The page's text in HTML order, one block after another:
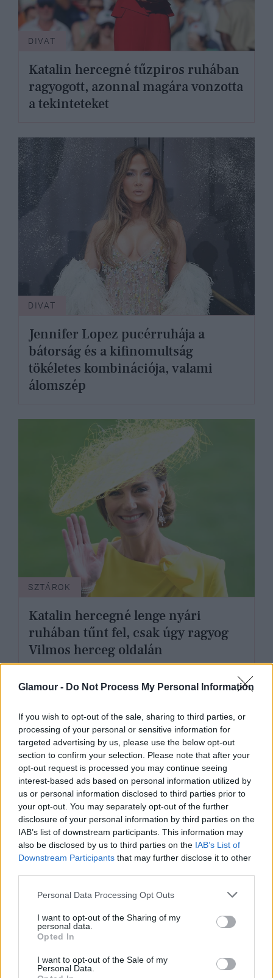
Glamour - Do Not Process My Personal Information
If you wish to opt-out of the sale, sharing to third parties, or
processing of your personal or sensitive information for
targeted advertising by us, please use the below opt-out
section to confirm your selection. Please note that after your
opt-out request is processed you may continue seeing
interest-based ads based on personal information utilized by
us or personal information disclosed to third parties prior to
your opt-out. You may separately opt-out of the further
disclosure of your personal information by third parties on the
IAB’s list of downstream participants. This information may
also be disclosed by us to third parties on the IAB’s List of
Downstream Participants that may further disclose it to other
Please note that this website/app uses one or more Google
not limited to your visit or usage behaviour. You may click to
grant or deny consent to Google and its third-party tags to
use your data for below specified purposes in below Google
consent section.
Personal Data Processing Opt Outs
I want to opt-out of the Sharing of my
personal data.
Opted In
I want to opt-out of the Sale of my
Personal Data.
DIVAT
Katalin hercegné tűzpiros ruhában
ragyogott, azonnal magára vonzotta
a tekinteteket
DIVAT
Jennifer Lopez pucérruhája a
bátorság és a kifinomultság
tökéletes kombinációja, valami
álomszép
SZTÁROK
Katalin hercegné lenge nyári
ruhában tűnt fel, csak úgy ragyog
Vilmos herceg oldalán
Anya Taylor-Joy melltartó nélkül
viselt pucérruhát, csak úgy ordít a
szettjéből a meztelenség